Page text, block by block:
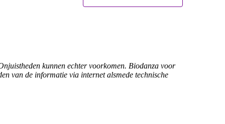
kunnen echter voorkomen. Biodanza voor
van de informatie via internet alsmede technische